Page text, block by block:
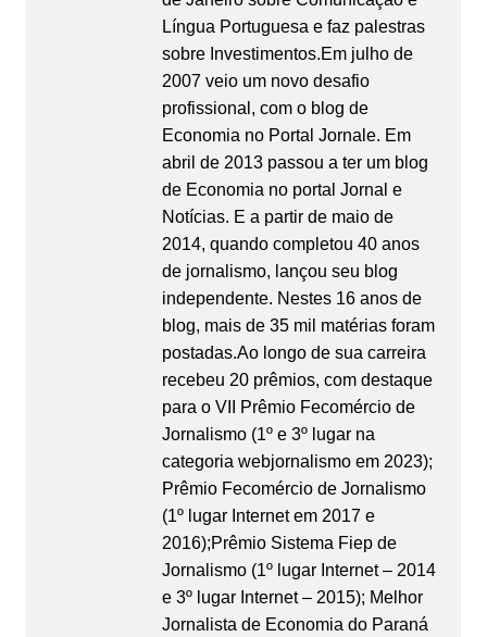
Língua Portuguesa e faz palestras
sobre Investimentos.Em julho de
2007 veio um novo desafio
profissional, com o blog de
Economia no Portal Jornale. Em
abril de 2013 passou a ter um blog
de Economia no portal Jornal e
Notícias. E a partir de maio de
2014, quando completou 40 anos
de jornalismo, lançou seu blog
independente. Nestes 16 anos de
blog, mais de 35 mil matérias foram
postadas.Ao longo de sua carreira
recebeu 20 prêmios, com destaque
para o VII Prêmio Fecomércio de
Jornalismo (1º e 3º lugar na
categoria webjornalismo em 2023);
Prêmio Fecomércio de Jornalismo
(1º lugar Internet em 2017 e
2016);Prêmio Sistema Fiep de
Jornalismo (1º lugar Internet – 2014
e 3º lugar Internet – 2015); Melhor
Jornalista de Economia do Paraná